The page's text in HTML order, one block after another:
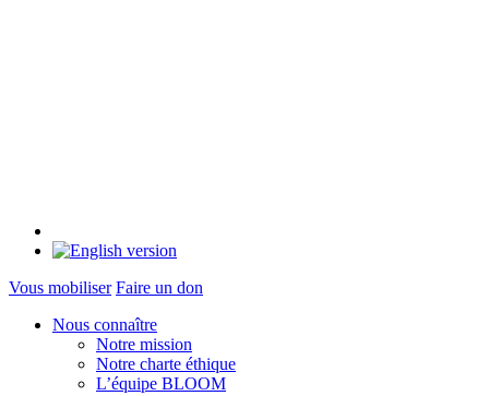
Vous mobiliser Faire un don
Nous connaître
Notre mission
Notre charte éthique
L’équipe BLOOM